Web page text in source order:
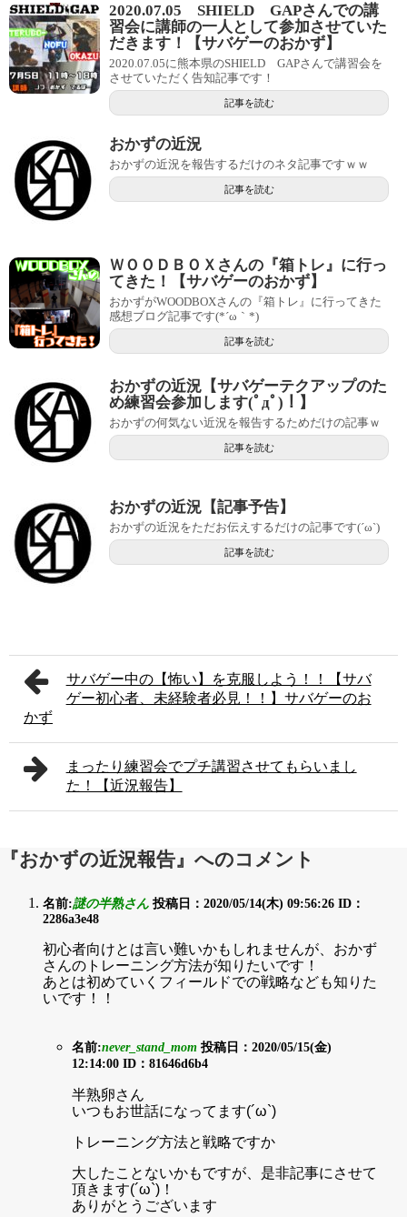
2020.07.05 SHIELD GAPさんでの講
習会に講師の一人として参加させていた
だきます！【サバゲーのおかず】
2020.07.05に熊本県のSHIELD GAPさんで講習会を
させていただく告知記事です！
記事を読む
おかずの近況
おかずの近況を報告するだけのネタ記事ですｗｗ
記事を読む
ＷＯＯＤＢＯＸさんの『箱トレ』に行っ
てきた！【サバゲーのおかず】
おかずがWOODBOXさんの『箱トレ』に行ってきた
感想ブログ記事です(*´ω｀*)
記事を読む
おかずの近況【サバゲーテクアップのた
め練習会参加します(ﾟдﾟ)！】
おかずの何気ない近況を報告するためだけの記事ｗ
記事を読む
おかずの近況【記事予告】
おかずの近況をただお伝えするだけの記事です(´ω`)
記事を読む
サバゲー中の【怖い】を克服しよう！！【サバ
ゲー初心者、未経験者必見！！】サバゲーのお
かず
まったり練習会でプチ講習させてもらいまし
た！【近況報告】
『おかずの近況報告』へのコメント
名前:謎の半熟さん 投稿日：2020/05/14(木) 09:56:26 ID：
2286a3e48
初心者向けとは言い難いかもしれませんが、おかず
さんのトレーニング方法が知りたいです！
あとは初めていくフィールドでの戦略なども知りた
いです！！
名前:never_stand_mom 投稿日：2020/05/15(金)
12:14:00 ID：81646d6b4
半熟卵さん
いつもお世話になってます(´ω`)
トレーニング方法と戦略ですか
大したことないかもですが、是非記事にさせて
頂きます(´ω`)！
ありがとうございます